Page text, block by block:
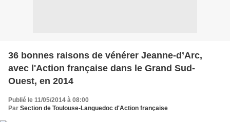
36 bonnes raisons de vénérer Jeanne-d’Arc,
avec l'Action française dans le Grand Sud-
Ouest, en 2014
Publié le 11/05/2014 à 08:00
Par Section de Toulouse-Languedoc d'Action française